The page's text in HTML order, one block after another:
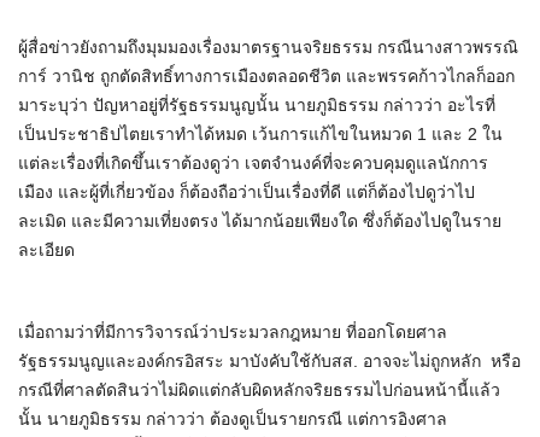
ผู้สื่อข่าวยังถามถึงมุมมองเรื่องมาตรฐานจริยธรรม กรณีนางสาวพรรณิ
การ์​ วานิช​ ถูกตัดสิทธิ์ทางการเมืองตลอดชีวิต และพรรคก้าวไกลก็ออก
มาระบุว่า​ ปัญหาอยู่ที่รัฐธรรมนูญนั้น นายภูมิธรรม​ กล่าวว่า​ อะไรที่
เป็นประชาธิปไตยเราทำได้หมด เว้นการแก้ไขในหมวด 1 และ 2 ใน
แต่ละเรื่องที่เกิดขึ้นเราต้องดูว่า เจตจำนงค์ที่จะควบคุมดูแลนักการ
เมือง และผู้ที่เกี่ยวข้อง ก็ต้องถือว่าเป็นเรื่องที่ดี แต่ก็ต้องไปดูว่าไป
ละเมิด และมีความเที่ยงตรง ได้มากน้อยเพียงใด ซึ่งก็ต้องไปดูในราย
ละเอียด
เมื่อถามว่าที่มีการวิจารณ์ว่าประมวลกฎหมาย ที่ออกโดยศาล
รัฐธรรมนูญและองค์กรอิสระ มาบังคับใช้กับสส. อาจจะไม่ถูกหลัก หรือ
กรณีที่ศาลตัดสินว่าไม่ผิดแต่กลับผิดหลักจริยธรรมไปก่อนหน้านี้แล้ว
นั้น​ นายภูมิธรรม​ กล่าวว่า ต้องดูเป็นรายกรณี แต่การอิงศาล